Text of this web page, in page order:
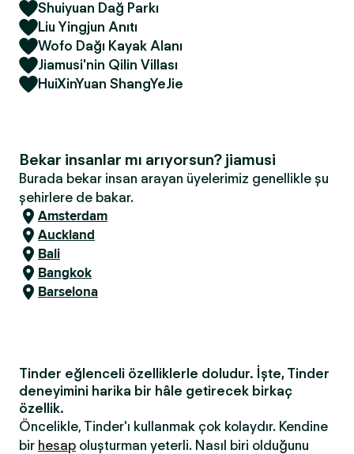
Shuiyuan Dağ Parkı
Liu Yingjun Anıtı
Wofo Dağı Kayak Alanı
Jiamusi'nin Qilin Villası
HuiXinYuan ShangYeJie
Bekar insanlar mı arıyorsun? jiamusi
Burada bekar insan arayan üyelerimiz genellikle şu
şehirlere de bakar.
Amsterdam
Auckland
Bali
Bangkok
Barselona
Tinder eğlenceli özelliklerle doludur. İşte, Tinder
deneyimini harika bir hâle getirecek birkaç
özellik.
Öncelikle, Tinder'ı kullanmak çok kolaydır. Kendine
bir hesap oluşturman yeterli. Nasıl biri olduğunu